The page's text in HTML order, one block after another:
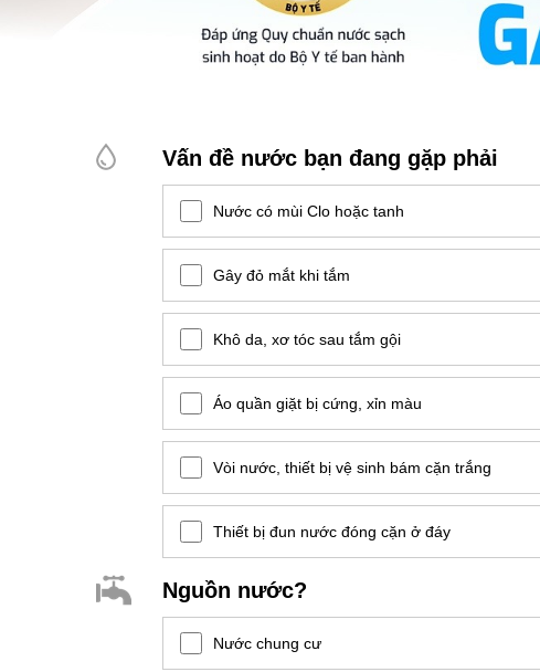
Vấn đề nước bạn đang gặp phải
Nước có mùi Clo hoặc tanh
Gây đỏ mắt khi tắm
Khô da, xơ tóc sau tắm gội
Áo quần giặt bị cứng, xỉn màu
Vòi nước, thiết bị vệ sinh bám cặn trắng
Thiết bị đun nước đóng cặn ở đáy
Nguồn nước?
Nước chung cư